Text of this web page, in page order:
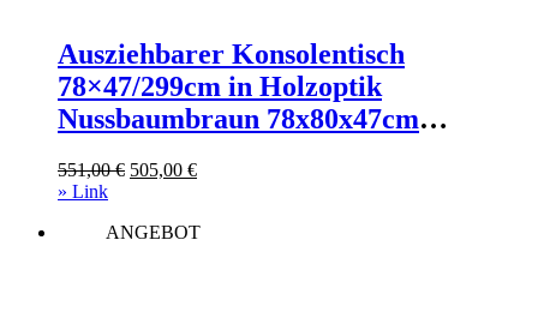
Ausziehbarer Konsolentisch
78×47/299cm in Holzoptik
Nussbaumbraun 78x80x47cm
Wohnzimmermöbel Konsolentische
551,00€ Ursprünglicher
551,00 €
505,00 €Aktueller
505,00 €.
» Link
ANGEBOT